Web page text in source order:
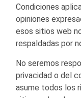
Condiciones
opiniones
esos sitios web
respaldadas por
No seremos
privacidad o del
asume todos los